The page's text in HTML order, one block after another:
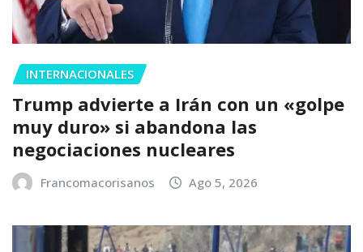
INTERNACIONALES
Trump advierte a Irán con un «golpe
muy duro» si abandona las
negociaciones nucleares
Francomacorisanos Ago 5, 2026